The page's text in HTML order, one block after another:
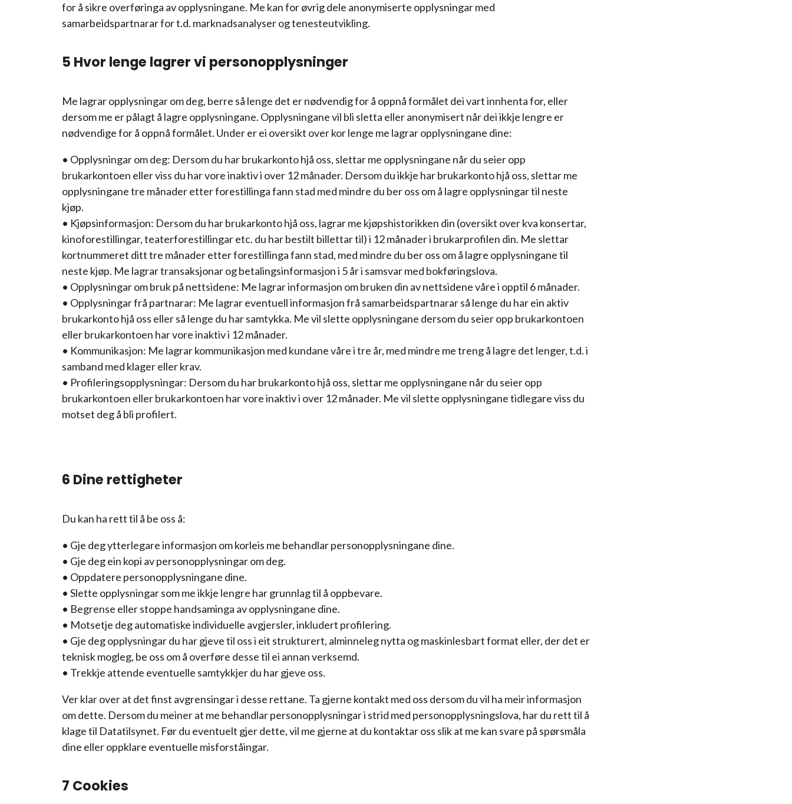
for å sikre overføringa av opplysningane. Me kan for øvrig dele anonymiserte opplysningar med
samarbeidspartnarar for t.d. marknadsanalyser og tenesteutvikling.
5 Hvor lenge lagrer vi personopplysninger
Me lagrar opplysningar om deg, berre så lenge det er nødvendig for å oppnå formålet dei vart innhenta for, eller
dersom me er pålagt å lagre opplysningane. Opplysningane vil bli sletta eller anonymisert når dei ikkje lengre er
nødvendige for å oppnå formålet. Under er ei oversikt over kor lenge me lagrar opplysningane dine:
• Opplysningar om deg: Dersom du har brukarkonto hjå oss, slettar me opplysningane når du seier opp
brukarkontoen eller viss du har vore inaktiv i over 12 månader. Dersom du ikkje har brukarkonto hjå oss, slettar me
opplysningane tre månader etter forestillinga fann stad med mindre du ber oss om å lagre opplysningar til neste
kjøp.
• Kjøpsinformasjon: Dersom du har brukarkonto hjå oss, lagrar me kjøpshistorikken din (oversikt over kva konsertar,
kinoforestillingar, teaterforestillingar etc. du har bestilt billettar til) i 12 månader i brukarprofilen din. Me slettar
kortnummeret ditt tre månader etter forestillinga fann stad, med mindre du ber oss om å lagre opplysningane til
neste kjøp. Me lagrar transaksjonar og betalingsinformasjon i 5 år i samsvar med bokføringslova.
• Opplysningar om bruk på nettsidene: Me lagrar informasjon om bruken din av nettsidene våre i opptil 6 månader.
• Opplysningar frå partnarar: Me lagrar eventuell informasjon frå samarbeidspartnarar så lenge du har ein aktiv
brukarkonto hjå oss eller så lenge du har samtykka. Me vil slette opplysningane dersom du seier opp brukarkontoen
eller brukarkontoen har vore inaktiv i 12 månader.
• Kommunikasjon: Me lagrar kommunikasjon med kundane våre i tre år, med mindre me treng å lagre det lenger, t.d. i
samband med klager eller krav.
• Profileringsopplysningar: Dersom du har brukarkonto hjå oss, slettar me opplysningane når du seier opp
brukarkontoen eller brukarkontoen har vore inaktiv i over 12 månader. Me vil slette opplysningane tidlegare viss du
motset deg å bli profilert.
6 Dine rettigheter
Du kan ha rett til å be oss å:
• Gje deg ytterlegare informasjon om korleis me behandlar personopplysningane dine.
• Gje deg ein kopi av personopplysningar om deg.
• Oppdatere personopplysningane dine.
• Slette opplysningar som me ikkje lengre har grunnlag til å oppbevare.
• Begrense eller stoppe handsaminga av opplysningane dine.
• Motsetje deg automatiske individuelle avgjersler, inkludert profilering.
• Gje deg opplysningar du har gjeve til oss i eit strukturert, alminneleg nytta og maskinlesbart format eller, der det er
teknisk mogleg, be oss om å overføre desse til ei annan verksemd.
• Trekkje attende eventuelle samtykkjer du har gjeve oss.
Ver klar over at det finst avgrensingar i desse rettane. Ta gjerne kontakt med oss dersom du vil ha meir informasjon
om dette. Dersom du meiner at me behandlar personopplysningar i strid med personopplysningslova, har du rett til å
klage til Datatilsynet. Før du eventuelt gjer dette, vil me gjerne at du kontaktar oss slik at me kan svare på spørsmåla
dine eller oppklare eventuelle misforståingar.
7 Cookies